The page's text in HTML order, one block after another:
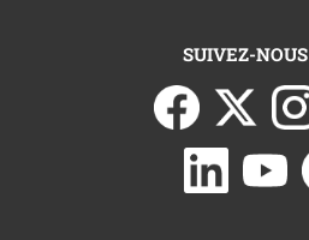
SUIVEZ-